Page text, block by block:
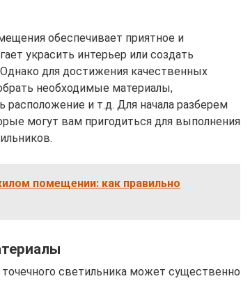
обеспечивает приятное и
украсить интерьер или создать
для достижения качественных
необходимые материалы,
и т.д. Для начала разберем
могут вам пригодиться для выполнения
помещении: как правильно
светильника может существенно